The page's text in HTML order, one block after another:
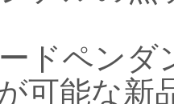
ドペンダ
可能な新